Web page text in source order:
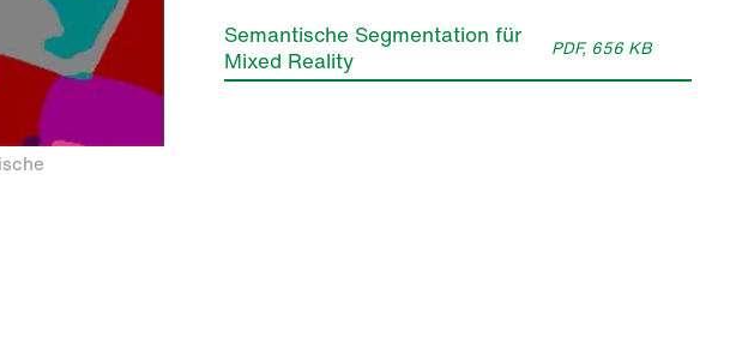
Semantische Segmentation für
Mixed Reality
PDF, 656 KB